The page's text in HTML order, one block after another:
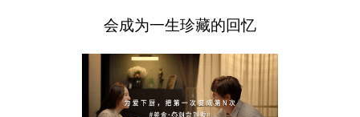
会成为一生珍藏的回忆